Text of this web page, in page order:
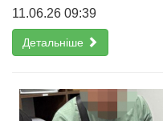
11.06.26 09:39
Детальніше